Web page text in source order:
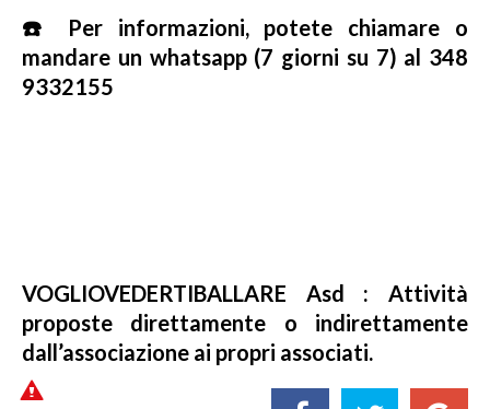
☎️ Per informazioni, potete chiamare o
mandare un whatsapp (7 giorni su 7) al 348
9332155
VOGLIOVEDERTIBALLARE Asd : Attività
proposte direttamente o indirettamente
dall’associazione ai propri associati.